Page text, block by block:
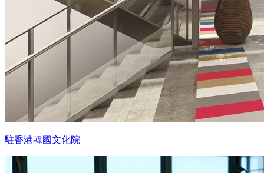
駐香港韓國文化院